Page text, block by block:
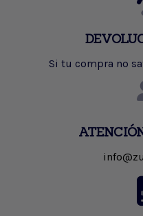
Si tu compra no